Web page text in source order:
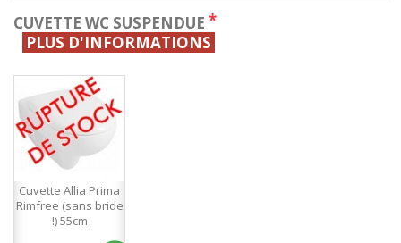
CUVETTE WC SUSPENDUE *
PLUS D'INFORMATIONS
Cuvette Allia Prima
Rimfree (sans bride
!) 55cm